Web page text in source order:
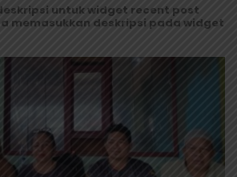
untuk widget recent post
memasukkan deskripsi pada widget